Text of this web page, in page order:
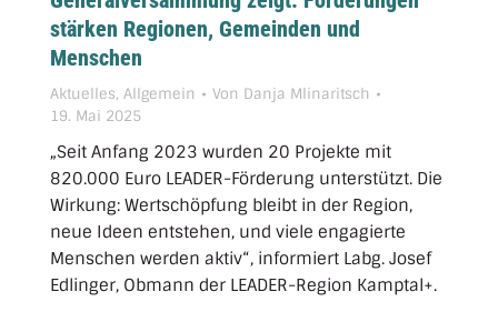
stärken Regionen, Gemeinden und
Menschen
Aktuelles, Allgemein Von Danja Mlinaritsch
19. Mai 2025
„Seit Anfang 2023 wurden 20 Projekte mit
820.000 Euro LEADER-Förderung unterstützt. Die
Wirkung: Wertschöpfung bleibt in der Region,
neue Ideen entstehen, und viele engagierte
Menschen werden aktiv“, informiert Labg. Josef
Edlinger, Obmann der LEADER-Region Kamptal+.